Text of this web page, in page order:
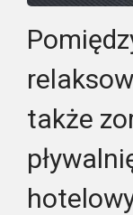
także